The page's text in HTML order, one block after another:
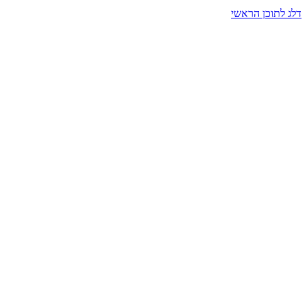
דלג לתוכן הראשי